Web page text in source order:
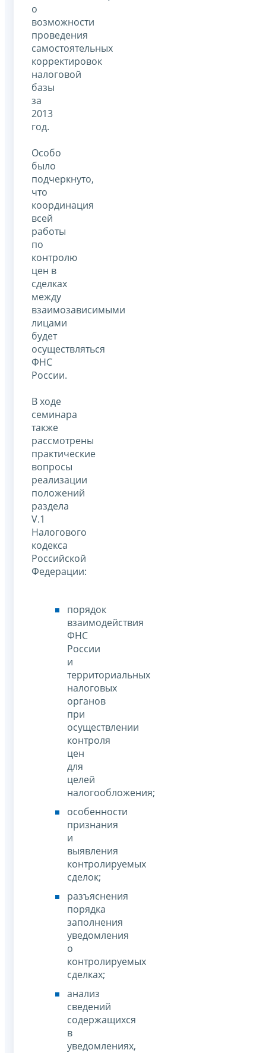
о
возможности
проведения
самостоятельных
корректировок
налоговой
базы
за
2013
год.
Особо
было
подчеркнуто,
что
координация
всей
работы
по
контролю
цен в
сделках
между
взаимозависимыми
лицами
будет
осуществляться
ФНС
России.
В ходе
семинара
также
рассмотрены
практические
вопросы
реализации
положений
раздела
V.1
Налогового
кодекса
Российской
Федерации:
порядок
взаимодействия
ФНС
России
и
территориальных
налоговых
органов
при
осуществлении
контроля
цен
для
целей
налогообложения;
особенности
признания
и
выявления
контролируемых
сделок;
разъяснения
порядка
заполнения
уведомления
о
контролируемых
сделках;
анализ
сведений
содержащихся
в
уведомлениях,